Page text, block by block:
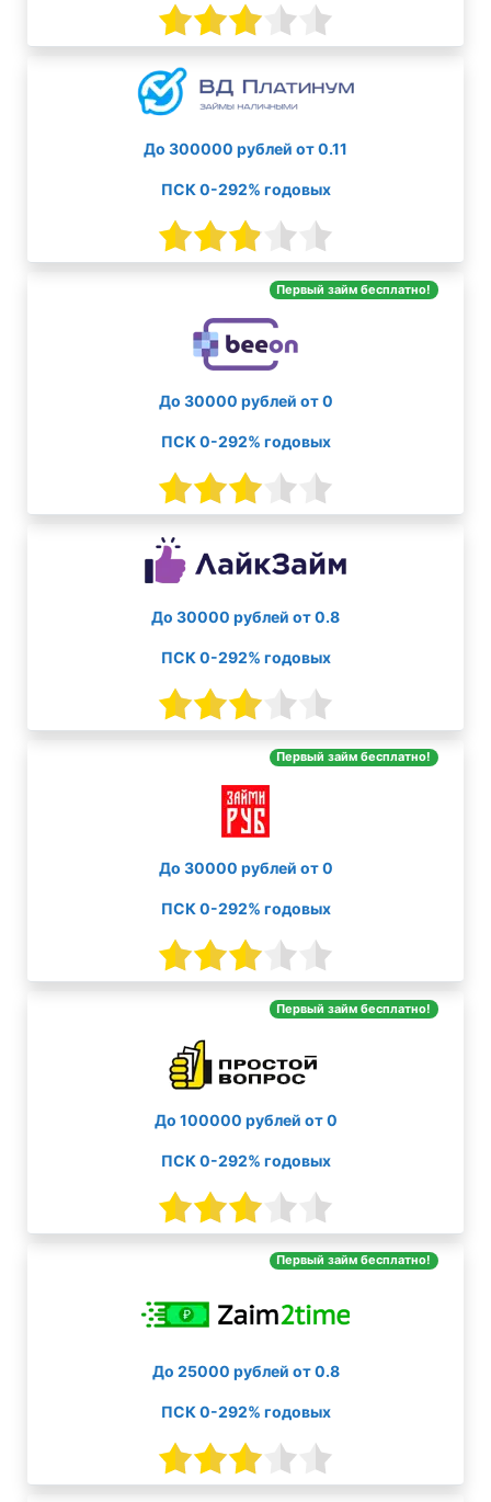
До 300000 рублей от 0.11
ПСК 0-292% годовых
Первый займ бесплатно!
До 30000 рублей от 0
ПСК 0-292% годовых
До 30000 рублей от 0.8
ПСК 0-292% годовых
Первый займ бесплатно!
До 30000 рублей от 0
ПСК 0-292% годовых
Первый займ бесплатно!
До 100000 рублей от 0
ПСК 0-292% годовых
Первый займ бесплатно!
До 25000 рублей от 0.8
ПСК 0-292% годовых